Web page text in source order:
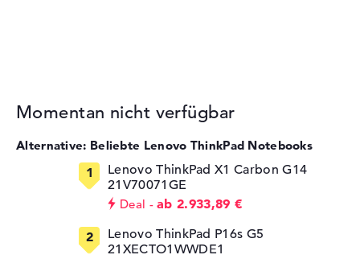
Momentan nicht verfügbar
Alternative: Beliebte Lenovo ThinkPad Notebooks
Lenovo ThinkPad X1 Carbon G14
21V70071GE
Deal
ab 2.933,89 €
Lenovo ThinkPad P16s G5
21XECTO1WWDE1